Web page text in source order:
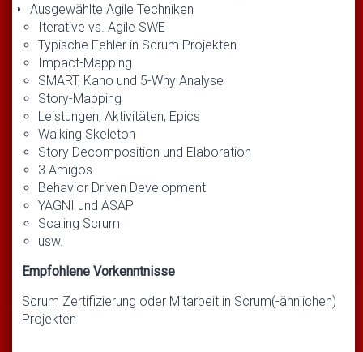
Ausgewählte Agile Techniken
Iterative vs. Agile SWE
Typische Fehler in Scrum Projekten
Impact-Mapping
SMART, Kano und 5-Why Analyse
Story-Mapping
Leistungen, Aktivitäten, Epics
Walking Skeleton
Story Decomposition und Elaboration
3 Amigos
Behavior Driven Development
YAGNI und ASAP
Scaling Scrum
usw.
Empfohlene Vorkenntnisse
Scrum Zertifizierung oder Mitarbeit in Scrum(-ähnlichen)
Projekten